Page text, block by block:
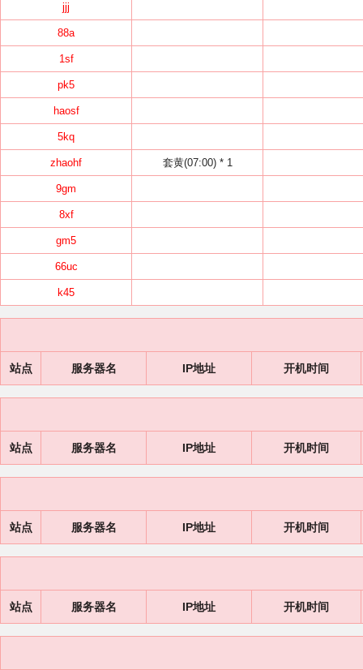
jjj
88a
1sf
pk5
haosf
5kq
zhaohf 套黄(07:00) * 1
9gm
8xf
gm5
66uc
k45
站点 服务器名 IP地址 开机时间
站点 服务器名 IP地址 开机时间
站点 服务器名 IP地址 开机时间
站点 服务器名 IP地址 开机时间